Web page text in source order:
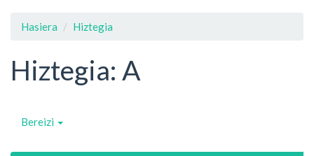
Hasiera Hiztegia
Hiztegia: A
Bereizi